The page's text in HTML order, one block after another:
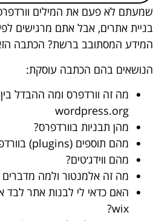
שמעתם לא פעם את המילים
בניית אתרים, אבל אתם מרגישים
המידע המסתובב ברשת? הכתבה
הנושאים בהם הכתבה עוסקת:
wordpress.org
מהן תבניות בוורדפרס?
מהם תוספים (plugins) בוורדפרס?
מהם ווידג׳טים?
מה זה אלמנטור ולמה
האם כדאי לי לבנות אתר לבד
wix?